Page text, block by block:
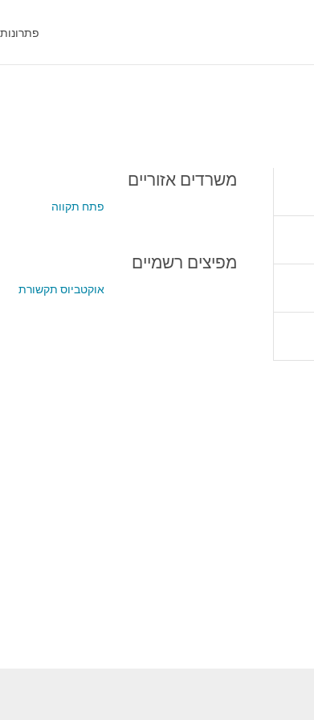
פתרונות
משרדים אזוריים
פתח תקווה
מפיצים רשמיים
אוקטביוס תקשורת